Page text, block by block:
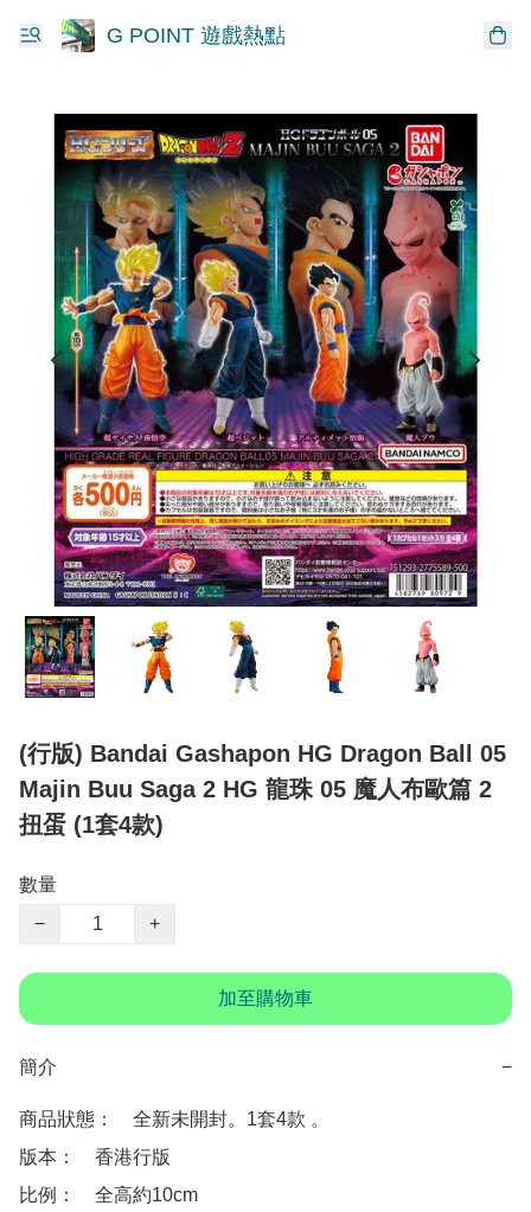
G POINT 遊戲熱點
(行版) Bandai Gashapon HG Dragon Ball 05
Majin Buu Saga 2 HG 龍珠 05 魔人布歐篇 2
扭蛋 (1套4款)
數量
−
+
加至購物車
簡介 −
商品狀態：　全新未開封。1套4款 。
版本：　香港行版
比例：　全高約10cm